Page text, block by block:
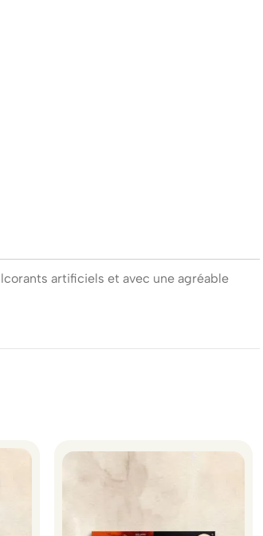
artificiels et avec une agréable